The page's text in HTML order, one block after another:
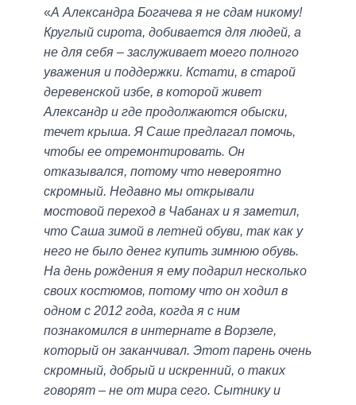
«А Александра Богачева я не сдам никому!
Круглый сирота, добивается для людей, а
не для себя – заслуживает моего полного
уважения и поддержки. Кстати, в старой
деревенской избе, в которой живет
Александр и где продолжаются обыски,
течет крыша. Я Саше предлагал помочь,
чтобы ее отремонтировать. Он
отказывался, потому что невероятно
скромный. Недавно мы открывали
мостовой переход в Чабанах и я заметил,
что Саша зимой в летней обуви, так как у
него не было денег купить зимнюю обувь.
На день рождения я ему подарил несколько
своих костюмов, потому что он ходил в
одном с 2012 года, когда я с ним
познакомился в интернате в Ворзеле,
который он заканчивал. Этот парень очень
скромный, добрый и искренний, о таких
говорят – не от мира сего. Сытнику и